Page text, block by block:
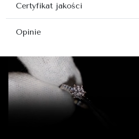
Certyfikat jakości
Opinie